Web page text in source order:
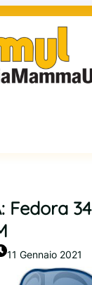
Fedora
11 Gennaio 2021